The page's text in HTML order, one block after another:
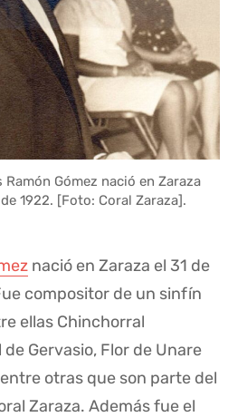
Gómez nació en Zaraza
1922. [Foto: Coral Zaraza].
nació en Zaraza el 31 de
compositor de un sinfín
ellas Chinchorral
de Gervasio, Flor de Unare
otras que son parte del
Zaraza. Además fue el